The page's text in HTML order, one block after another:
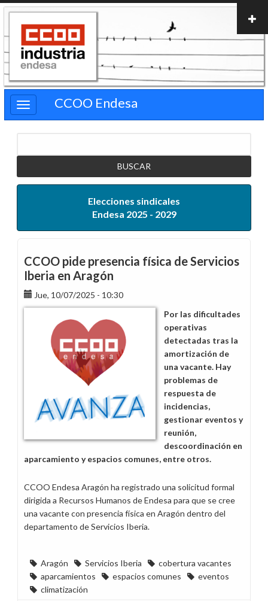
Pasar
contenido
principal
CCOO Endesa
Elecciones sindicales
Endesa 2025 - 2029
CCOO pide presencia física de Servicios
Iberia en Aragón
Jue, 10/07/2025 - 10:30
Por las dificultades
operativas
detectadas tras la
amortización de
una vacante. Hay
problemas de
respuesta de
incidencias,
gestionar eventos y
reunión,
descoordinación en
aparcamiento y espacios comunes, entre otros.
CCOO Endesa Aragón ha registrado una solicitud formal
dirigida a Recursos Humanos de Endesa para que se cree
una vacante con presencia física en Aragón dentro del
departamento de Servicios Iberia.
Aragón Servicios Iberia
cobertura vacantes
aparcamientos
espacios comunes
eventos
climatización